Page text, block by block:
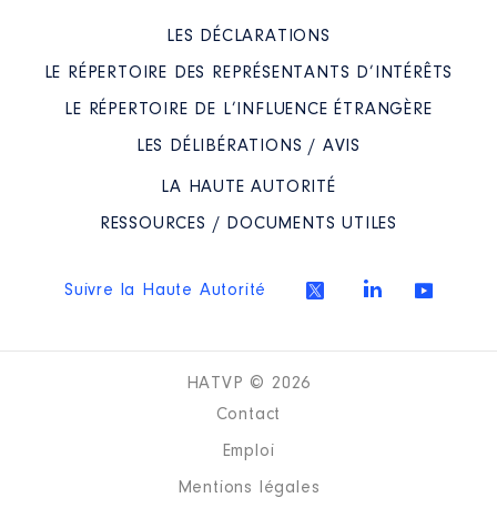
LES DÉCLARATIONS
LE RÉPERTOIRE DES REPRÉSENTANTS D’INTÉRÊTS
LE RÉPERTOIRE DE L’INFLUENCE ÉTRANGÈRE
LES DÉLIBÉRATIONS / AVIS
LA HAUTE AUTORITÉ
RESSOURCES / DOCUMENTS UTILES
Suivre la Haute Autorité
HATVP © 2026
Contact
Emploi
Mentions légales